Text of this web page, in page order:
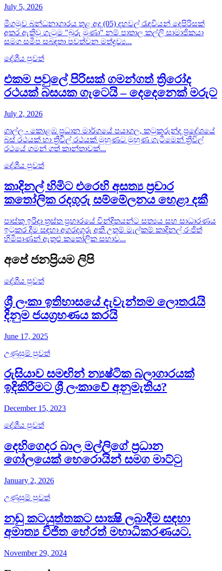
July 5, 2026
මීගමුව බන්ධනාගාරය තුළ අද (05) දහවල් රැඳවියන් දෙපිරිසක්
අතර ඇතිවූ ගැටුම "බූරු මූණා" නම් පාතාල කල්ලි සාමාජිකයා
සමග සමීප සබඳතා පවත්වන මත්ද්‍රව්‍ය...
දේශීය පුවත්
එකම පවුලේ පිරිසක් ගමන්ගත් ත්‍රිරෝද
රථයක් බසයක ගැටෙයි – දෙදෙනෙක් මරුට
July 2, 2026
ගාල්ල - කොළඹ ප්‍රධාන මාර්ගයේ පයාගල, කටුකුරුන්ද ප්‍රදේශයේ
බස් රථයක් හා ත්‍රීවිල් රථයක් මුහුණට මුහුණ ගැටීමෙන් ත්‍රීවිල්
රථයේ ගමන් ගත් කාන්තාවක්...
දේශීය පුවත්
කාදිනල් හිමිට එරෙහි අසත්‍ය ප්‍රචාර
කතෝලික රදගුරු සම්මේලනය හෙළා දකී
පාස්කු ඉරිදා ත්‍රස්ත ප්‍රහාරයේ වින්දිතයන්ට සත්‍යය සහ සාධාරණය
ඉටුකර දීම සඳහා අගරදගුරු අති උතුම් මැල්කම් කාදිනල් රංජිත්
හිමිපාණන් ඇතුළු කතෝලික සභාව...
අපේ ජනප්‍රියම ලිපි
දේශීය පුවත්
ශ්‍රී ලංකා ඉතිහාසයේ දැවැන්තම ලොතරැයි
දිනුම ජයග්‍රහණය කරයි
June 17, 2025
උණුසුම් පුවත්
රුසියාව සමඟින් න්‍යෂ්ටික බලාගාරයක්
ඉදිකිරීමට ශ්‍රී ලංකාවේ අනුමැතිය?
December 15, 2023
දේශීය පුවත්
දෙහිගෙදර බාල මල්ලිගේ ප්‍රධාන
ගෝලයෙක් හෙරොයින් සමග මාට්ටු
January 2, 2026
උණුසුම් පුවත්
නඩු කටයුත්තකට සාක්‍ෂි ලබාදීම සඳහා
අමාත්‍ය විජිත හේරත් මහාධිකරණයට​.
November 29, 2024